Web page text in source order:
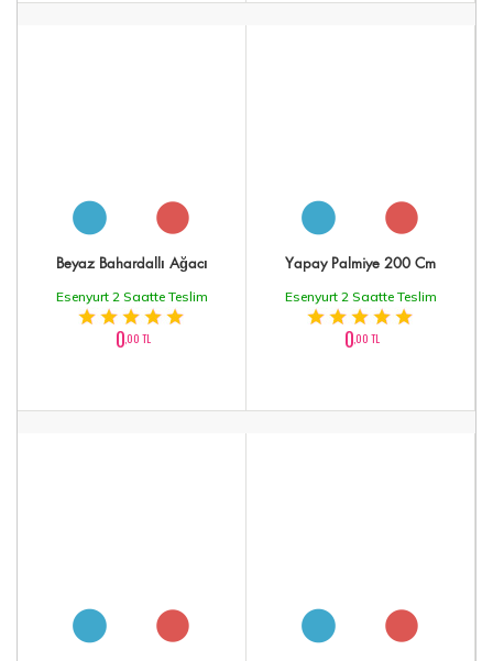
Beyaz Bahardallı Ağacı
Esenyurt 2 Saatte Teslim
0,00 TL
Yapay Palmiye 200 Cm
Esenyurt 2 Saatte Teslim
0,00 TL